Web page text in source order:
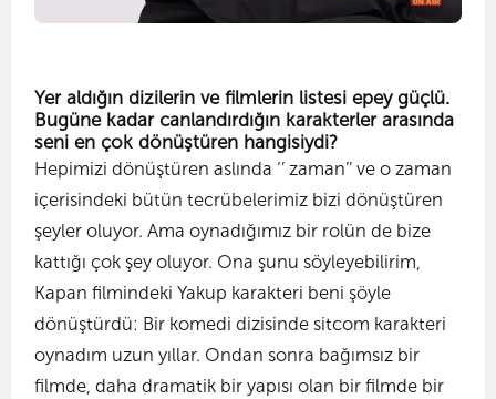
Yer aldığın dizilerin ve filmlerin listesi epey güçlü.
Bugüne kadar canlandırdığın karakterler arasında
seni en çok dönüştüren hangisiydi?
Hepimizi dönüştüren aslında ‘’ zaman’’ ve o zaman
içerisindeki bütün tecrübelerimiz bizi dönüştüren
şeyler oluyor. Ama oynadığımız bir rolün de bize
kattığı çok şey oluyor. Ona şunu söyleyebilirim,
Kapan filmindeki Yakup karakteri beni şöyle
dönüştürdü: Bir komedi dizisinde sitcom karakteri
oynadım uzun yıllar. Ondan sonra bağımsız bir
filmde, daha dramatik bir yapısı olan bir filmde bir